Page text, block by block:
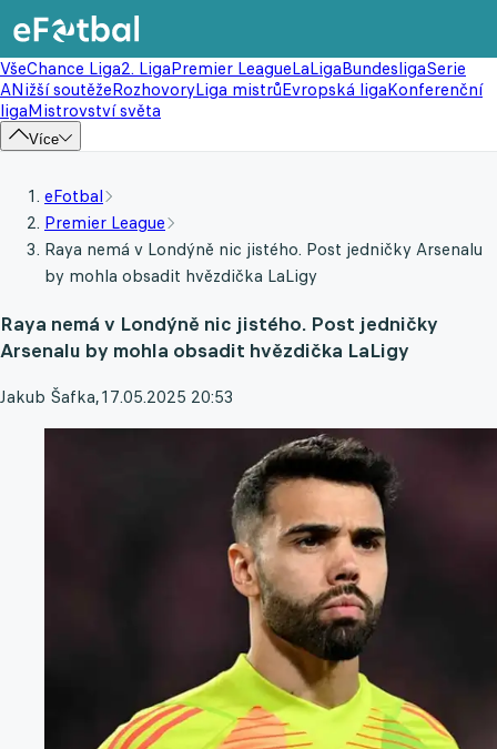
VšeChance Liga2. LigaPremier LeagueLaLigaBundesligaSerie
ANižší soutěžeRozhovoryLiga mistrůEvropská ligaKonferenční
ligaMistrovství světa
Více
eFotbal
Premier League
Raya nemá v Londýně nic jistého. Post jedničky Arsenalu
by mohla obsadit hvězdička LaLigy
Raya nemá v Londýně nic jistého. Post jedničky
Arsenalu by mohla obsadit hvězdička LaLigy
Jakub Šafka,17.05.2025 20:53